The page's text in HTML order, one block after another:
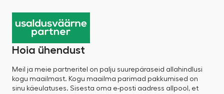
Hoia ühendust
Meil ja meie partneritel on palju suurepäraseid allahindlusi
kogu maailmast. Kogu maailma parimad pakkumised on
sinu käeulatuses. Sisesta oma e-posti aadress allpool, et